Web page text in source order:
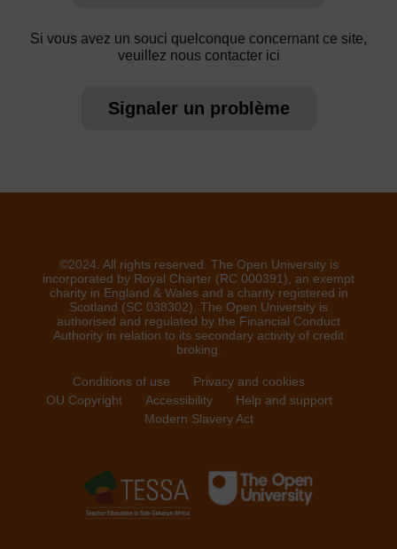
Si vous avez un souci quelconque concernant ce site,
veuillez nous contacter ici
Signaler un problème
©2024. All rights reserved. The Open University is
incorporated by Royal Charter (RC 000391), an exempt
charity in England & Wales and a charity registered in
Scotland (SC 038302). The Open University is
authorised and regulated by the Financial Conduct
Authority in relation to its secondary activity of credit
broking.
Conditions of use
Privacy and cookies
OU Copyright
Accessibility
Help and support
Modern Slavery Act